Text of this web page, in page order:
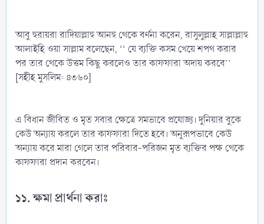
আবু হুরায়রা রাদিয়াল্লাহু আনহু থেকে বর্ণনা করেন, রাসুলুল্লাহ সাল্লাল্লাহু
আলাইহি ওয়া সাল্লাম বলেছেন, ‘‘ যে ব্যক্তি কসম খেয়ে শপথ করার
পর তার থেকে উত্তম কিছু করলেও তার কাফফারা অদায় করবে’’
[সহীহ মুসলিম: ৪৩৬০]
এ বিধান জীবিত ও মৃত সবার ক্ষেত্রে সমভাবে প্রযোজ্য। দুনিয়ার বুকে
কেউ অন্যায় করলে তার কাফফারা দিতে হবে। অনুরূপভাবে কেউ
অন্যায় করে মারা গেলে তার পরিবার-পরিজন মৃত ব্যক্তির পক্ষ থেকে
কাফফারা প্রদান করবেন।
১১. ক্ষমা প্রার্থনা করাঃ